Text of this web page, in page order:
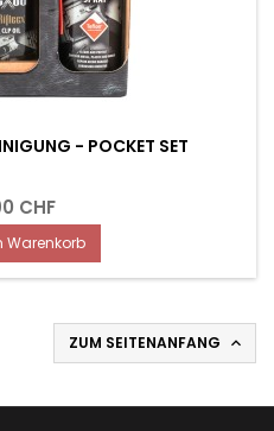
- POCKET SET
CHF
Warenkorb
ZUM SEITENANFANG 